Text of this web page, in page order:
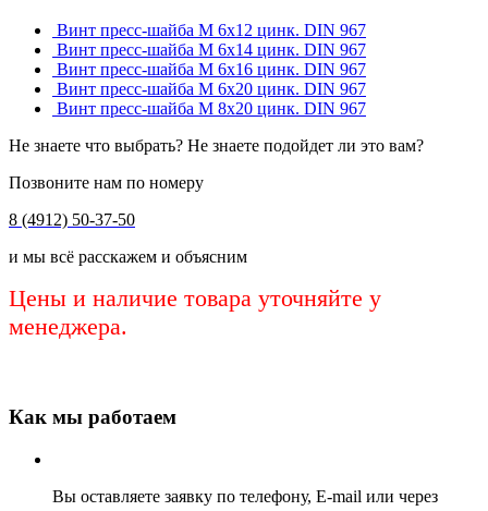
Винт пресс-шайба М 6х12 цинк. DIN 967
Винт пресс-шайба М 6х14 цинк. DIN 967
Винт пресс-шайба М 6х16 цинк. DIN 967
Винт пресс-шайба М 6х20 цинк. DIN 967
Винт пресс-шайба М 8х20 цинк. DIN 967
Не знаете что выбрать? Не знаете подойдет ли это вам?
Позвоните нам по номеру
8 (4912) 50-37-50
и мы всё расскажем и объясним
Цены и наличие товара уточняйте у
менеджера.
Как мы работаем
Вы оставляете заявку по телефону, E-mail или через